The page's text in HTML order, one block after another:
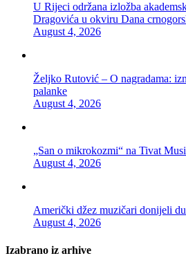
U Rijeci održana izložba
Dragovića u okviru Dana
August 4, 2026
Željko Rutović – O nagradama:
palanke
August 4, 2026
„San o mikrokozmi“ na Tivat
August 4, 2026
Američki džez muzičari donijeli
August 4, 2026
Izabrano iz arhive